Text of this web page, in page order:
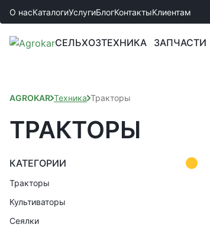
О насКаталогиУслугиБлогКонтактыКлиентам
СЕЛЬХОЗТЕХНИКА ЗАПЧАСТИ
AGROKAR Техника Тракторы
ТРАКТОРЫ
КАТЕГОРИИ
Тракторы
Культиваторы
Сеялки